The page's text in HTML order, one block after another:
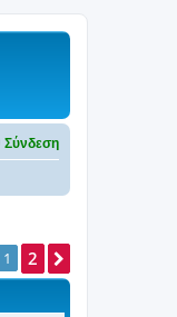
Σύνδεση
1 2